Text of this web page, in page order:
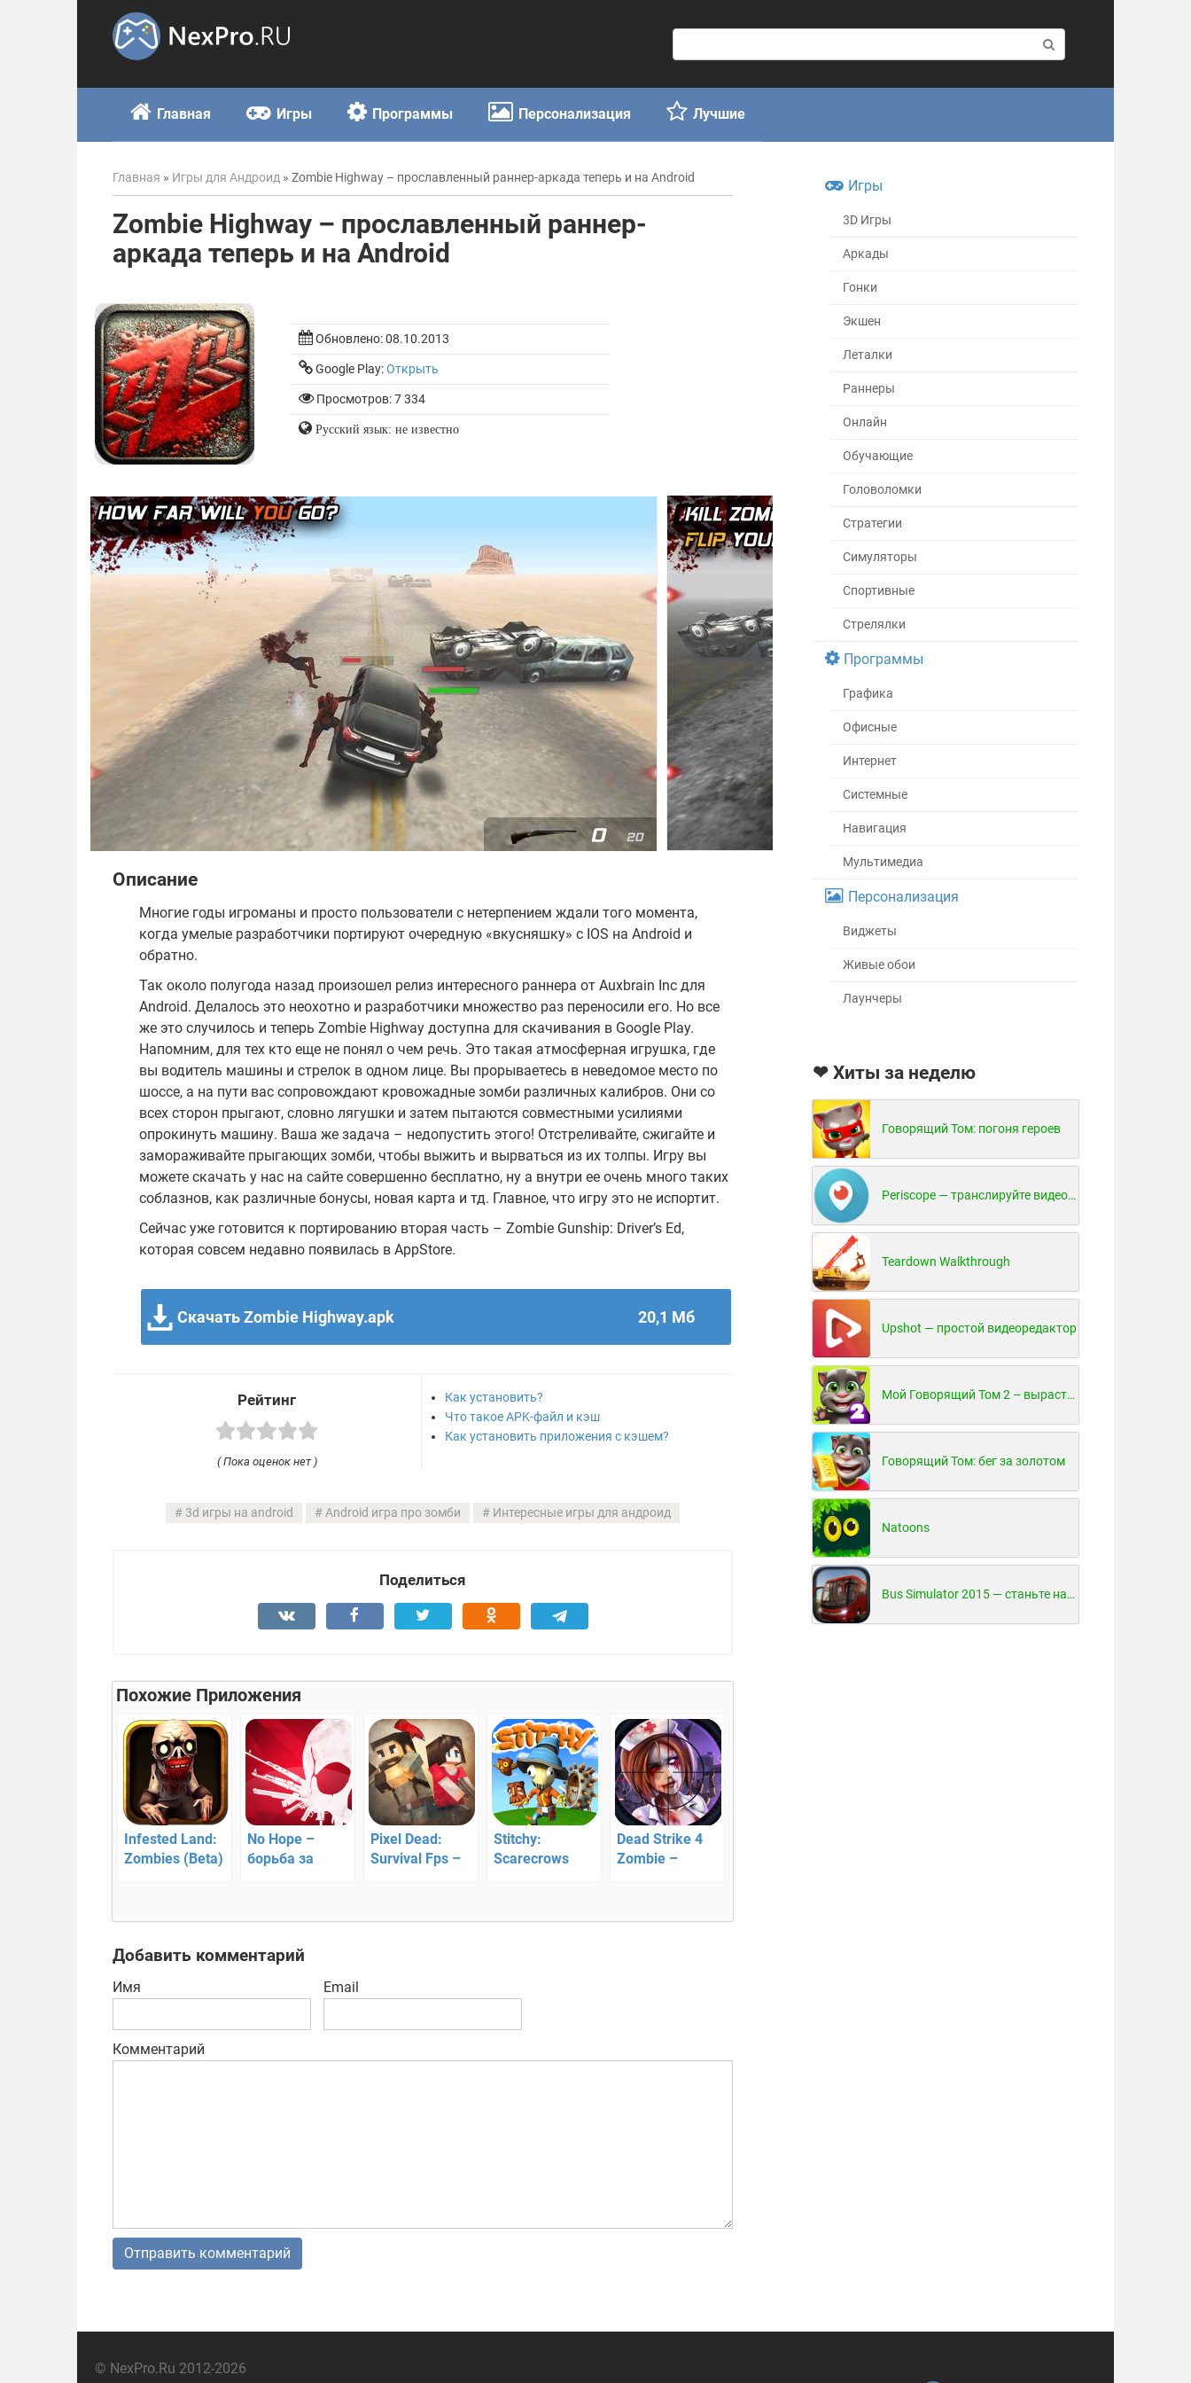
о
с
к
:
Главная Игры Программы Персонализация Лучшие
Главная » Игры для Андроид » Zombie Highway – прославленный раннер-аркада теперь и на Android
Zombie Highway – прославленный раннер-
аркада теперь и на Android
Обновлено:08.10.2013
Google Play:Открыть
Просмотров: 7 334
Русский язык: не известно
Описание
Многие годы игроманы и просто пользователи с нетерпением ждали того момента,
когда умелые разработчики портируют очередную «вкусняшку» с IOS на Android и
обратно.
Так около полугода назад произошел релиз интересного раннера от Auxbrain Inc для
Android. Делалось это неохотно и разработчики множество раз переносили его. Но все
же это случилось и теперь Zombie Highway доступна для скачивания в Google Play.
Напомним, для тех кто еще не понял о чем речь. Это такая атмосферная игрушка, где
вы водитель машины и стрелок в одном лице. Вы прорываетесь в неведомое место по
шоссе, а на пути вас сопровождают кровожадные зомби различных калибров. Они со
всех сторон прыгают, словно лягушки и затем пытаются совместными усилиями
опрокинуть машину. Ваша же задача – недопустить этого! Отстреливайте, сжигайте и
замораживайте прыгающих зомби, чтобы выжить и вырваться из их толпы. Игру вы
можете скачать у нас на сайте совершенно бесплатно, ну а внутри ее очень много таких
соблазнов, как различные бонусы, новая карта и тд. Главное, что игру это не испортит.
Сейчас уже готовится к портированию вторая часть – Zombie Gunship: Driver’s Ed,
которая совсем недавно появилась в AppStore.
Скачать Zombie Highway.apk 20,1 Мб
Рейтинг
( Пока оценок нет )
Как установить?
Что такое APK-файл и кэш
Как установить приложения с кэшем?
3d игры на android Android игра про зомби Интересные игры для андроид
Поделиться
Похожие Приложения
Infested Land:
Zombies (Beta)
No Hope –
борьба за
Pixel Dead:
Survival Fps –
сюжетной
Stitchy:
Scarecrows
своей истории
Dead Strike 4
Zombie –
Добавить комментарий
Имя Email
Комментарий
Игры
3D Игры
Аркады
Гонки
Экшен
Леталки
Раннеры
Онлайн
Обучающие
Головоломки
Стратегии
Симуляторы
Спортивные
Стрелялки
Программы
Графика
Офисные
Интернет
Системные
Навигация
Мультимедиа
Персонализация
Виджеты
Живые обои
Лаунчеры
❤ Хиты за неделю
Говорящий Том: погоня героев
Periscope — транслируйте видео в реальном времени!
Teardown Walkthrough
Upshot — простой видеоредактор
Мой Говорящий Том 2 – вырасти и воспитай своего котенка
Говорящий Том: бег за золотом
Natoons
Bus Simulator 2015 — станьте настоящим водителем автобуса!
© NexPro.Ru 2012-2026